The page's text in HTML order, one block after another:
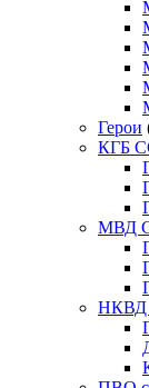
Герои
КГБ
МВД